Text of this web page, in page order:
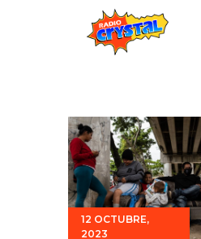
Estaciones
Eventos
Promociones
Noticias
12 OCTUBRE,
2023